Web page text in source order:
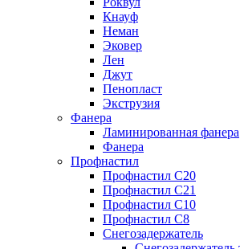
Кнауф
Неман
Эковер
Лен
Джут
Пенопласт
Экструзия
Фанера
Ламинированная фанера
Фанера
Профнастил
Профнастил С20
Профнастил С21
Профнастил С10
Профнастил С8
Снегозадержатель